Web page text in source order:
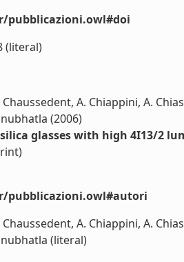
(literal)
A. Chiappini, A.
(2006)
glasses with high 4I13/2
A. Chiappini, A.
(literal)